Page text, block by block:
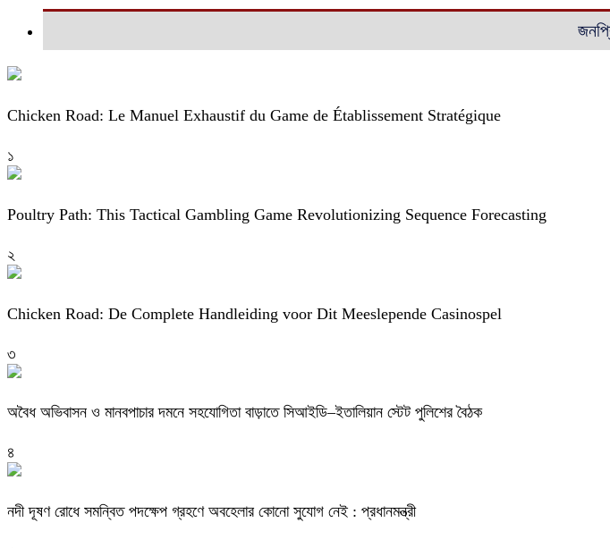
Chicken Road: Le Manuel Exhaustif du Game de Établissement Stratégique
১
Poultry Path: This Tactical Gambling Game Revolutionizing Sequence Forecasting
২
Chicken Road: De Complete Handleiding voor Dit Meeslepende Casinospel
৩
অবৈধ অভিবাসন ও মানবপাচার দমনে সহযোগিতা বাড়াতে সিআইডি–ইতালিয়ান স্টেট পুলিশের বৈঠক
৪
নদী দূষণ রোধে সমন্বিত পদক্ষেপ গ্রহণে অবহেলার কোনো সুযোগ নেই : প্রধানমন্ত্রী